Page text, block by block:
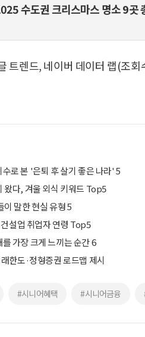
수도권 크리스마스 명소 9곳
트렌드, 네이버 데이터 랩(조
로 본 '은퇴 후 살기 좋은 나라' 5
다, 겨울 외식 키워드 Top5
말한 현실 유형 5
설업 취업자 연령 Top5
가장 크게 느끼는 순간 6
한도·정형증권 로드맵 제시
#시니어혜택 #시니어금융